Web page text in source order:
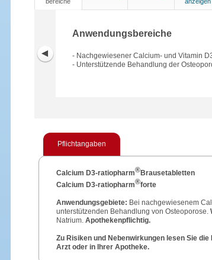
Anwendungsbereiche
- Nachgewiesener Calcium- und Vitamin
- Unterstützende Behandlung der
Pflichtangaben
Calcium D3-ratiopharm®Brausetabletten
Calcium D3-ratiopharm®forte
Anwendungsgebiete: Bei nachgewiesenem
unterstützenden Behandlung von Osteoporose.
Natrium.Apothekenpflichtig.
Zu Risiken und Nebenwirkungen lesen Sie
Arzt oder in Ihrer Apotheke.